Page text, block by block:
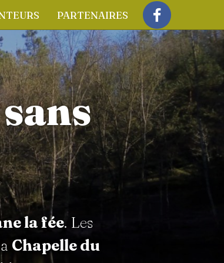
PARTENAIRES
Facebook
la fée. Les
Chapelle du